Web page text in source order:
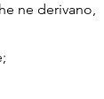
ne derivano,